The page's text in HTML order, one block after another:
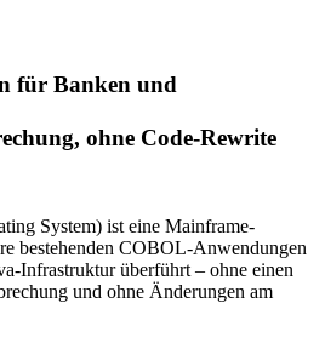
für Banken und
ohne Code-Rewrite
System) ist eine Mainframe-
bestehenden COBOL-Anwendungen
Infrastruktur überführt – ohne einen
und ohne Änderungen am